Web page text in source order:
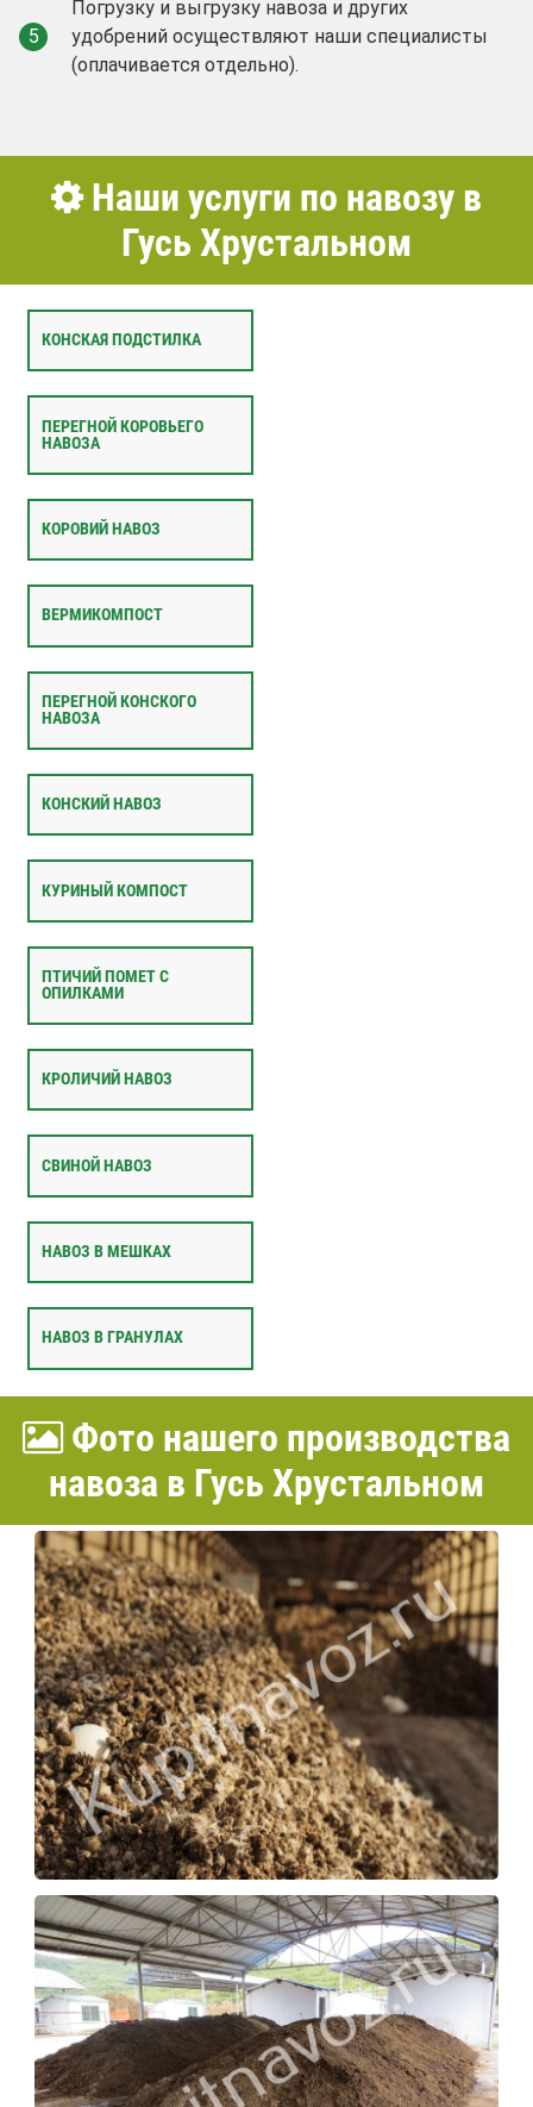
5
Погрузку и выгрузку навоза и других
удобрений осуществляют наши специалисты
(оплачивается отдельно).
Наши услуги по навозу в
Гусь Хрустальном
КОНСКАЯ ПОДСТИЛКА
ПЕРЕГНОЙ КОРОВЬЕГО
НАВОЗА
КОРОВИЙ НАВОЗ
ВЕРМИКОМПОСТ
ПЕРЕГНОЙ КОНСКОГО
НАВОЗА
КОНСКИЙ НАВОЗ
КУРИНЫЙ КОМПОСТ
ПТИЧИЙ ПОМЕТ С
ОПИЛКАМИ
КРОЛИЧИЙ НАВОЗ
СВИНОЙ НАВОЗ
НАВОЗ В МЕШКАХ
НАВОЗ В ГРАНУЛАХ
Фото нашего производства
навоза в Гусь Хрустальном